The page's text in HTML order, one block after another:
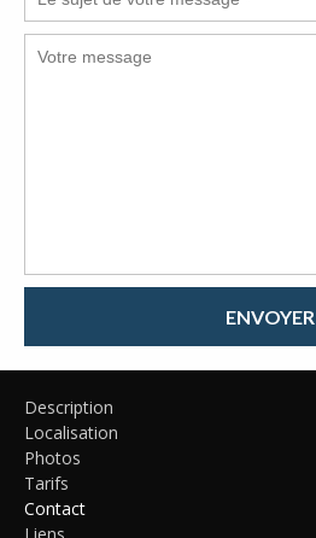
ENVOYER
Description
Localisation
Photos
Tarifs
Contact